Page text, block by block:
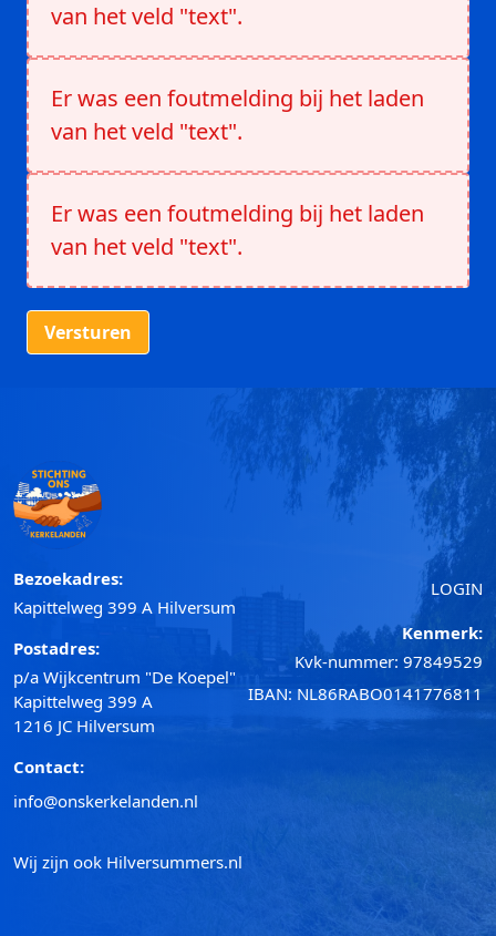
van het veld "text".
Er was een foutmelding bij het laden
van het veld "text".
Er was een foutmelding bij het laden
van het veld "text".
Versturen
Bezoekadres:
Kapittelweg 399 A Hilversum
Postadres:
p/a Wijkcentrum "De Koepel"
Kapittelweg 399 A
1216 JC Hilversum
Contact:
info@onskerkelanden.nl
Wij zijn ook Hilversummers.nl
LOGIN
Kenmerk:
Kvk-nummer: 97849529
IBAN: NL86RABO0141776811